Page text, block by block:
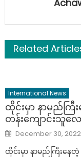
Related
International News
ထိုင်းမှာ နာမည်ကြီ
တန်းကျောင်းသူလေ
Posted
on
December 30, 2022
ထိုင်းမှာ နာမည်ကြီးနေ